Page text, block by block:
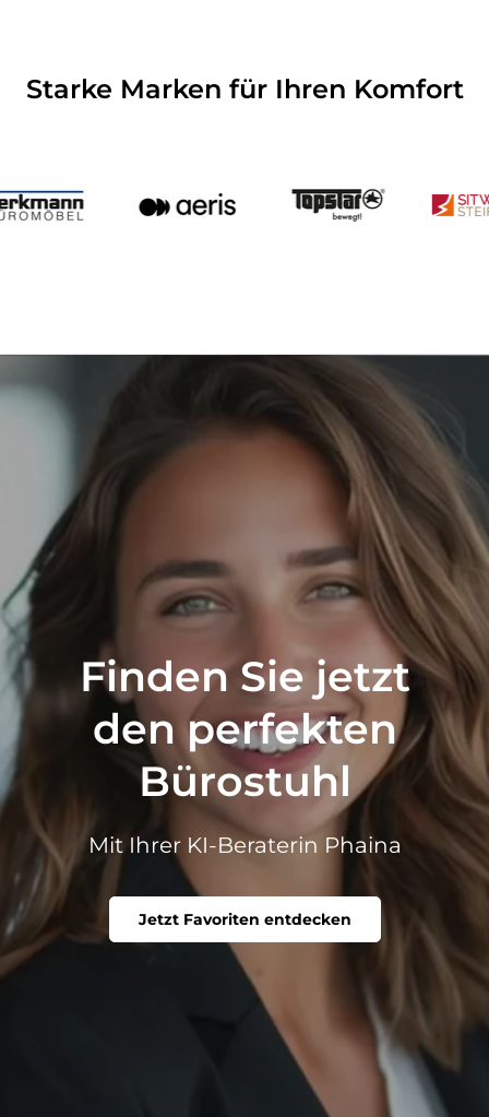
Starke Marken für Ihren Komfort
Finden Sie jetzt
den perfekten
Bürostuhl
Mit Ihrer KI-Beraterin Phaina
Jetzt Favoriten entdecken